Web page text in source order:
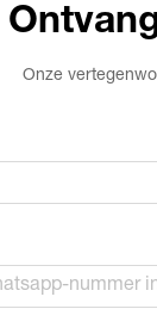
Onze